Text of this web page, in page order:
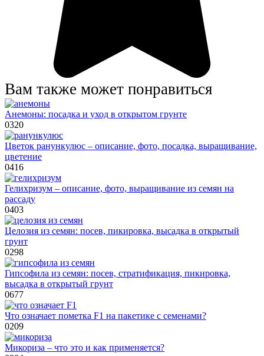
Вам также может понравиться
Анемоны: посадка и уход в открытом грунте
0320
Цветок ранункулюс – описание, фото, посадка, выращивание,
цветение
0416
Гелихризум – описание, фото, выращивание из семян на
рассаду
0403
Целозия из семян: посев, пикировка, высадка в открытый
грунт
0298
Гипсофила из семян: посев, стратификация, пикировка,
высадка в открытый грунт
0677
Что означает пометка F1 на пакетике с семенами?
0209
Микориза – что это и как применяется?